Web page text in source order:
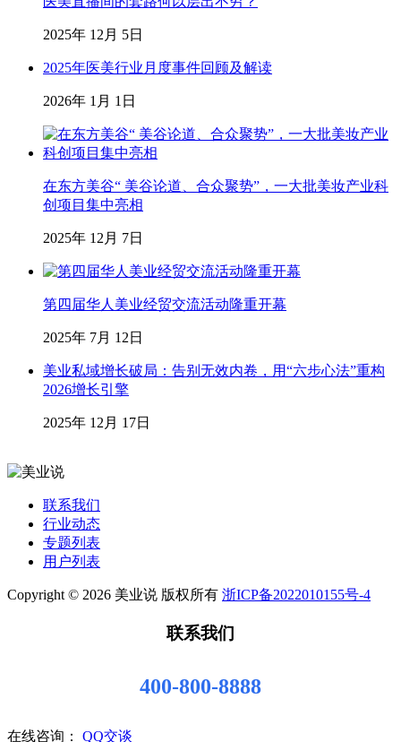
2025年 12月 5日
2025年医美行业月度事件回顾及解读
2026年 1月 1日
在东方美谷“ 美谷论道、合众聚势”，一大批美妆产业科
创项目集中亮相
2025年 12月 7日
第四届华人美业经贸交流活动隆重开幕
2025年 7月 12日
美业私域增长破局：告别无效内卷，用“六步心法”重构
2026增长引擎
2025年 12月 17日
联系我们
行业动态
专题列表
用户列表
Copyright © 2026 美业说 版权所有 浙ICP备2022010155号-4
联系我们
400-800-8888
在线咨询： QQ交谈